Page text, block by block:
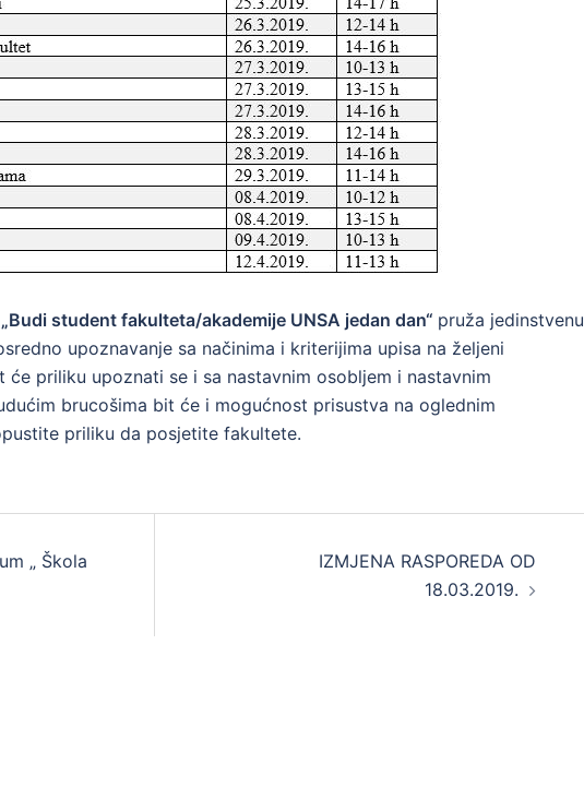
„Budi student fakulteta/akademije UNSA jedan dan“ pruža jedinstvenu
upoznavanje sa načinima i kriterijima upisa na željeni
priliku upoznati se i sa nastavnim osobljem i nastavnim
brucošima bit će i mogućnost prisustva na oglednim
priliku da posjetite fakultete.
„ Škola
IZMJENA RASPOREDA OD
18.03.2019.